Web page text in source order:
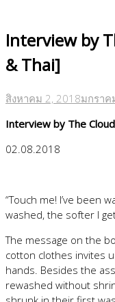
Interview by
& Thai]
สิงหาคม 2, 2018มกราค
Interview by The
02.08.2018
“Touch me! I’ve been
washed, the softer I
The message on the
cotton clothes invites
hands. Besides the
rewashed without